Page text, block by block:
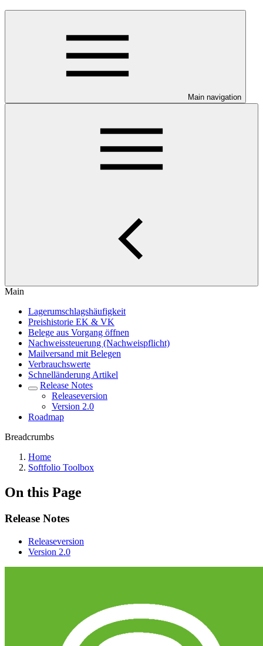
Main navigation
Main
Lagerumschlagshäufigkeit
Preishistorie EK & VK
Belege aus Vorgang öffnen
Nachweissteuerung (Nachweispflicht)
Mailversand mit Belegen
Verbrauchswerte
Schnelländerung Artikel
Release Notes
Releaseversion
Version 2.0
Roadmap
Breadcrumbs
Home
Softfolio Toolbox
On this Page
Release Notes
Releaseversion
Version 2.0